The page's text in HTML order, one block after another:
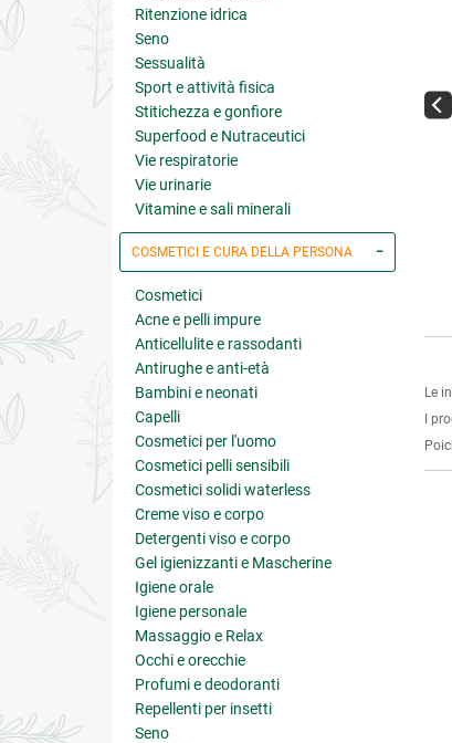
Ritenzione idrica
Seno
Sessualità
Sport e attività fisica
Stitichezza e gonfiore
Superfood e Nutraceutici
Vie respiratorie
Vie urinarie
Vitamine e sali minerali
COSMETICI E CURA DELLA PERSONA
Cosmetici
Acne e pelli impure
Anticellulite e rassodanti
Antirughe e anti-età
Bambini e neonati
Capelli
Cosmetici per l'uomo
Cosmetici pelli sensibili
Cosmetici solidi waterless
Creme viso e corpo
Detergenti viso e corpo
Gel igienizzanti e Mascherine
Igiene orale
Igiene personale
Massaggio e Relax
Occhi e orecchie
Profumi e deodoranti
Repellenti per insetti
Seno
RuscoVen Plus Capsule
€ 19.88
Le
I